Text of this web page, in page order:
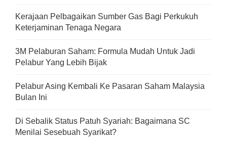
Kerajaan Pelbagaikan Sumber Gas Bagi Perkukuh
Keterjaminan Tenaga Negara
3M Pelaburan Saham: Formula Mudah Untuk Jadi
Pelabur Yang Lebih Bijak
Pelabur Asing Kembali Ke Pasaran Saham Malaysia
Bulan Ini
Di Sebalik Status Patuh Syariah: Bagaimana SC
Menilai Sesebuah Syarikat?